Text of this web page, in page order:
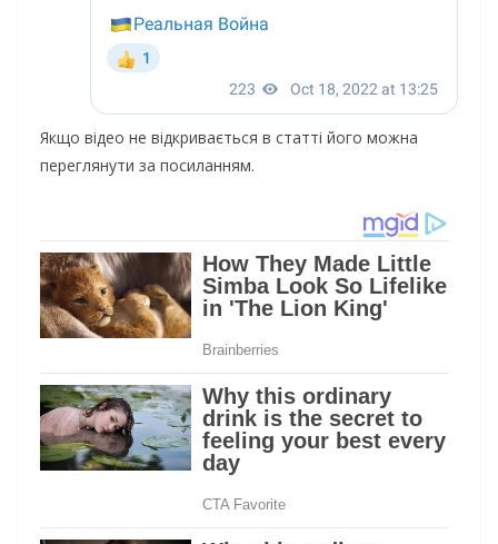
Якщо відео не відкривається в статті його можна
переглянути за посиланням.